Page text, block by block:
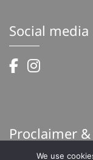
Social media
Proclaimer
We use